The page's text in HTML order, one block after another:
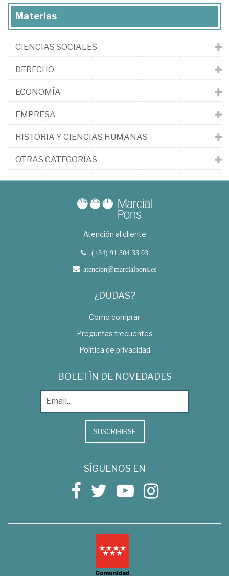
Materias
CIENCIAS SOCIALES
DERECHO
ECONOMÍA
EMPRESA
HISTORIA Y CIENCIAS HUMANAS
OTRAS CATEGORÍAS
Atención al cliente
(+34) 91 304 33 03
atencion@marcialpons.es
¿DUDAS?
Como comprar
Preguntas frecuentes
Política de privacidad
BOLETÍN DE NOVEDADES
SUSCRIBIRSE
SÍGUENOS EN